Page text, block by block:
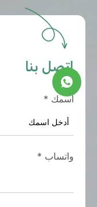
اتصل بنا
اسمك *
واتساب *